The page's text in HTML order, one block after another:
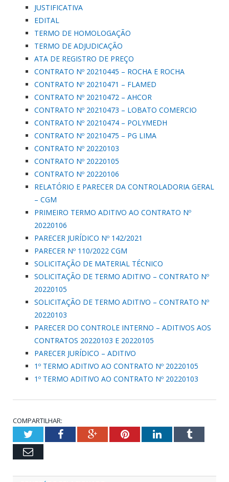
JUSTIFICATIVA
EDITAL
TERMO DE HOMOLOGAÇÃO
TERMO DE ADJUDICAÇÃO
ATA DE REGISTRO DE PREÇO
CONTRATO Nº 20210445 – ROCHA E ROCHA
CONTRATO Nº 20210471 – FLAMED
CONTRATO Nº 20210472 – AHCOR
CONTRATO Nº 20210473 – LOBATO COMERCIO
CONTRATO Nº 20210474 – POLYMEDH
CONTRATO Nº 20210475 – PG LIMA
CONTRATO Nº 20220103
CONTRATO Nº 20220105
CONTRATO Nº 20220106
RELATÓRIO E PARECER DA CONTROLADORIA GERAL
– CGM
PRIMEIRO TERMO ADITIVO AO CONTRATO Nº
20220106
PARECER JURÍDICO Nº 142/2021
PARECER Nº 110/2022 CGM
SOLICITAÇÃO DE MATERIAL TÉCNICO
SOLICITAÇÃO DE TERMO ADITIVO – CONTRATO Nº
20220105
SOLICITAÇÃO DE TERMO ADITIVO – CONTRATO Nº
20220103
PARECER DO CONTROLE INTERNO – ADITIVOS AOS
CONTRATOS 20220103 E 20220105
PARECER JURÍDICO – ADITIVO
1º TERMO ADITIVO AO CONTRATO Nº 20220105
1º TERMO ADITIVO AO CONTRATO Nº 20220103
COMPARTILHAR:
TwitterFacebookGoogle+PinterestLinkedInTumblr
Email